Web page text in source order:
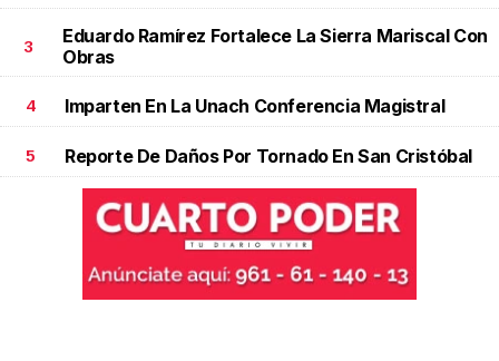
3
Eduardo Ramírez Fortalece La Sierra Mariscal Con
Obras
4 Imparten En La Unach Conferencia Magistral
5 Reporte De Daños Por Tornado En San Cristóbal